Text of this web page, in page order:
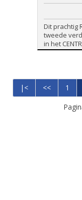
Dit prachtig
tweede
in het
|< << 1